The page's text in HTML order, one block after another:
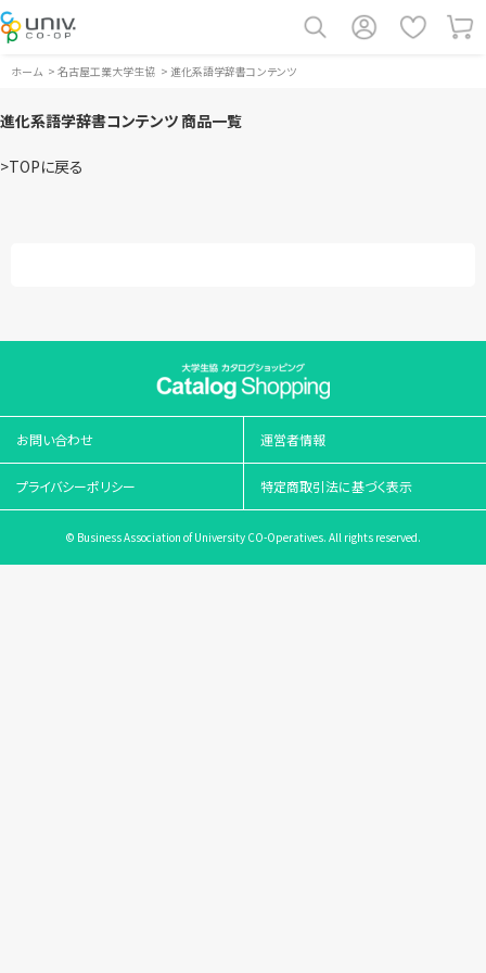
ホーム > 名古屋工業大学生協 > 進化系語学辞書コンテンツ
進化系語学辞書コンテンツ 商品一覧
>TOPに戻る
お問い合わせ 運営者情報
プライバシーポリシー 特定商取引法に基づく表示
© Business Association of University CO-Operatives. All rights reserved.